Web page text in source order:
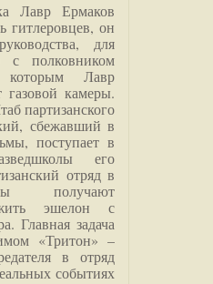
Лавр Ермаков
гитлеровцев, он
для
с полковником
Лавр
газовой камеры.
партизанского
сбежавший в
поступает в
его
отряд в
получают
эшелон с
Главная задача
«Тритон» –
в отряд
событиях